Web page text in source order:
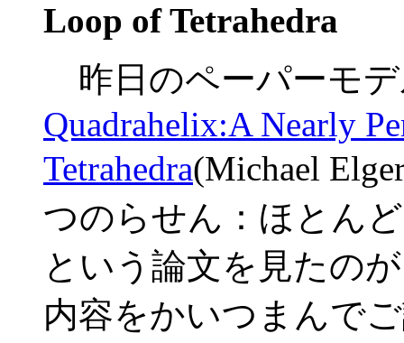
Loop of Tetrahedra
昨日のペーパーモ
Quadrahelix:A Nearly
Tetrahedra(Michael
つのらせん：ほとん
という論文を見たの
内容をかいつまんで